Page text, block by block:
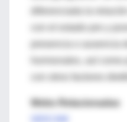
Webs Relacionadas